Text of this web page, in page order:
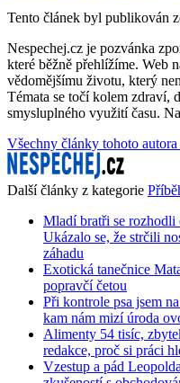
Tento článek byl publikován
Nespechej.cz je pozvánka
které běžně přehlížíme. Web
vědomějšímu životu, který
Témata se točí kolem zdraví,
smysluplného využití času.
Všechny články tohoto
Další články z kategorie
Mladí bratři se rozhodli
Ukázalo se, že strčili
záhadu
Exotická tanečnice
popravčí četou
Při kontrole psa jsem
kam nám mizí úroda
Alimenty 54 tisíc,
redakce, proč si práci
Vzestup a pád